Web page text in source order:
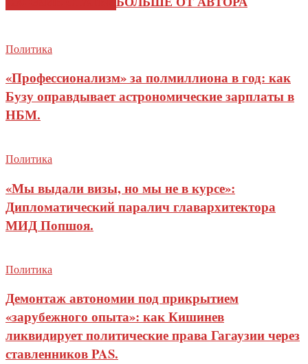
Политика
«Профессионализм» за полмиллиона в год: как
Бузу оправдывает астрономические зарплаты в
НБМ.
Политика
«Мы выдали визы, но мы не в курсе»:
Дипломатический паралич главархитектора
МИД Попшоя.
Политика
Демонтаж автономии под прикрытием
«зарубежного опыта»: как Кишинев
ликвидирует политические права Гагаузии через
ставленников PAS.